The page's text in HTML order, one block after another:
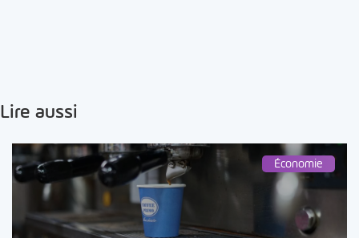
Lire aussi
Économie